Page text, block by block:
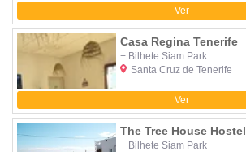
Ver
Casa Regina Tenerife
+ Bilhete Siam Park
Santa Cruz de Tenerife
Ver
The Tree House Hostel
+ Bilhete Siam Park